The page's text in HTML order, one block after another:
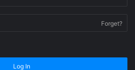
Forget?
Log In